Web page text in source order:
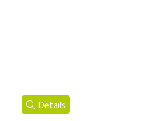
Details